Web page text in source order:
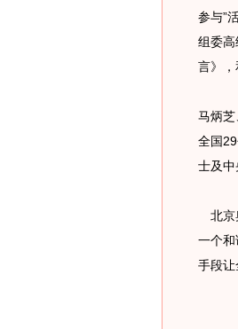
参与”
组委
言》，
马炳
全国
士及中
北京
一个
手段让